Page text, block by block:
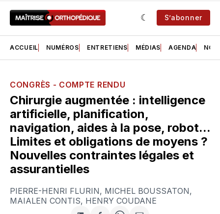
S’abonner
ACCUEIL NUMÉROS ENTRETIENS MÉDIAS AGENDA NOS
CONGRÈS - COMPTE RENDU
Chirurgie augmentée : intelligence
artificielle, planification,
navigation, aides à la pose, robot...
Limites et obligations de moyens ?
Nouvelles contraintes légales et
assurantielles
PIERRE-HENRI FLURIN, MICHEL BOUSSATON,
MAIALEN CONTIS, HENRY COUDANE